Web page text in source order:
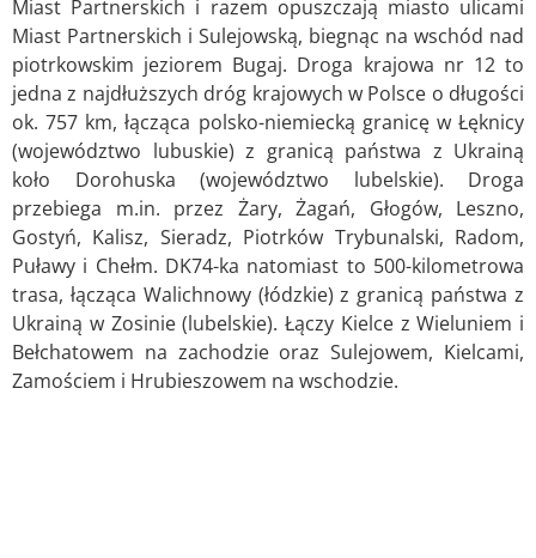
Miast Partnerskich i razem opuszczają miasto ulicami
Miast Partnerskich i Sulejowską, biegnąc na wschód nad
piotrkowskim jeziorem Bugaj. Droga krajowa nr 12 to
jedna z najdłuższych dróg krajowych w Polsce o długości
ok. 757 km, łącząca polsko-niemiecką granicę w Łęknicy
(województwo lubuskie) z granicą państwa z Ukrainą
koło Dorohuska (województwo lubelskie). Droga
przebiega m.in. przez Żary, Żagań, Głogów, Leszno,
Gostyń, Kalisz, Sieradz, Piotrków Trybunalski, Radom,
Puławy i Chełm. DK74-ka natomiast to 500-kilometrowa
trasa, łącząca Walichnowy (łódzkie) z granicą państwa z
Ukrainą w Zosinie (lubelskie). Łączy Kielce z Wieluniem i
Bełchatowem na zachodzie oraz Sulejowem, Kielcami,
Zamościem i Hrubieszowem na wschodzie.